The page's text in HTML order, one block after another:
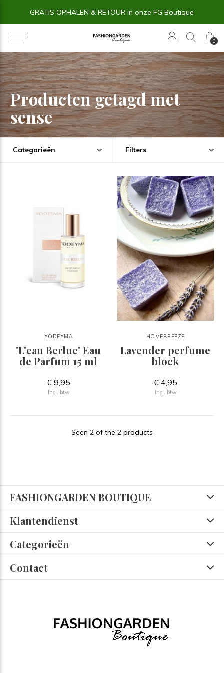
0
GRATIS OPHALEN & RETOUR in onze FG Boutique
Producten getagd met
sense
Categorieën Filters
YODEYMA
'L'eau Berlue' Eau
de Parfum 15 ml
€ 9,95
Incl. btw
HOMEBREEZE
Lavender perfume
block
€ 4,95
Incl. btw
Seen 2 of the 2 products
FASHIONGARDEN BOUTIQUE
Klantendienst
Categorieën
Contact